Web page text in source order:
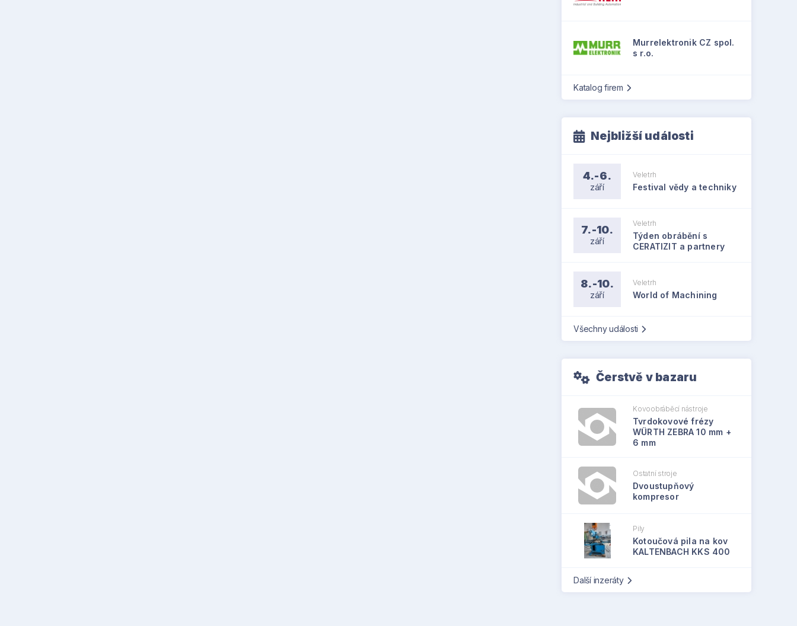
Murrelektronik CZ spol.
s r.o.
Katalog firem
Nejbližší události
4.-6.
září
Veletrh
Festival vědy a techniky
7.-10.
září
Veletrh
Týden obrábění s
CERATIZIT a partnery
8.-10.
září
Veletrh
World of Machining
Všechny události
Čerstvě v bazaru
Kovoobráběcí nástroje
Tvrdokovové frézy
WÜRTH ZEBRA 10 mm +
6 mm
Ostatní stroje
Dvoustupňový
kompresor
Pily
Kotoučová pila na kov
KALTENBACH KKS 400
Další inzeráty